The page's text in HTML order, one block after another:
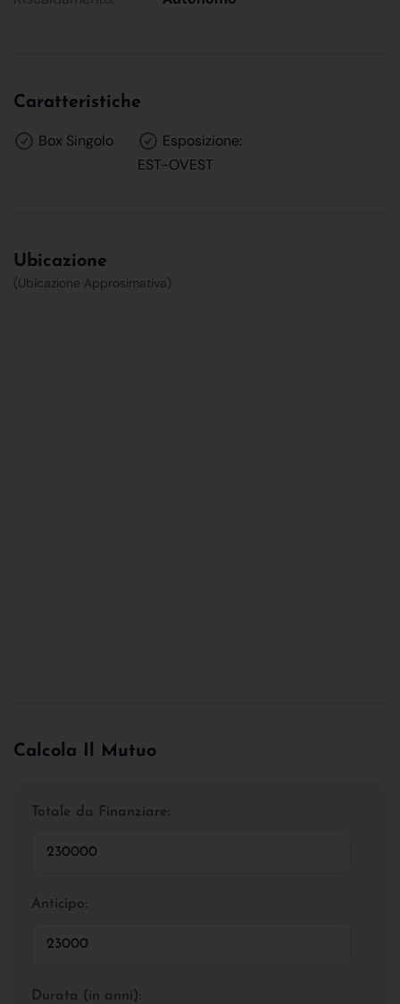
Caratteristiche
Box Singolo
Esposizione:
EST-OVEST
Ubicazione
(Ubicazione Approsimativa)
Calcola Il Mutuo
Totale da Finanziare:
Anticipo:
Durata (in anni):